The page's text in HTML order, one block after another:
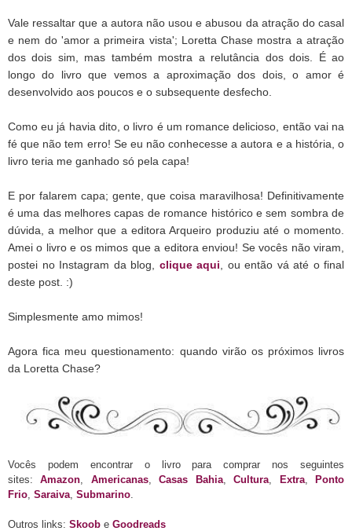
Vale ressaltar que a autora não usou e abusou da atração do casal
e nem do 'amor a primeira vista'; Loretta Chase mostra a atração
dos dois sim, mas também mostra a relutância dos dois. É ao
longo do livro que vemos a aproximação dos dois, o amor é
desenvolvido aos poucos e o subsequente desfecho.
Como eu já havia dito, o livro é um romance delicioso, então vai na
fé que não tem erro! Se eu não conhecesse a autora e a história, o
livro teria me ganhado só pela capa!
E por falarem capa; gente, que coisa maravilhosa! Definitivamente
é uma das melhores capas de romance histórico e sem sombra de
dúvida, a melhor que a editora Arqueiro produziu até o momento.
Amei o livro e os mimos que a editora enviou! Se vocês não viram,
postei no Instagram da blog, clique aqui , ou então vá até o final
deste post. :)
Simplesmente amo mimos!
Agora fica meu questionamento: quando virão os próximos livros
da Loretta Chase?
Vocês podem encontrar o livro para comprar nos seguintes
sites:Amazon Americanas,Casas Bahia,Cultura Extra,
Ponto
Frio Saraiva Submarino
Outros links: Skoob e Goodreads